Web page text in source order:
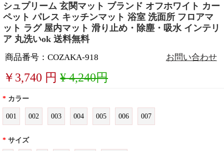
シュプリーム 玄関マット ブランド オフホワイト カー
ペット パレス キッチンマット 浴室 洗面所 フロアマ
ット ラグ 屋内マット 滑り止め・除塵・吸水 インテリ
ア 丸洗いok 送料無料
商品番号：COZAKA-918 お問い合わせ
￥ 3,740 円 ¥ 4,240円
* カラー
001 002 003 004 005 006 007
* サイズ